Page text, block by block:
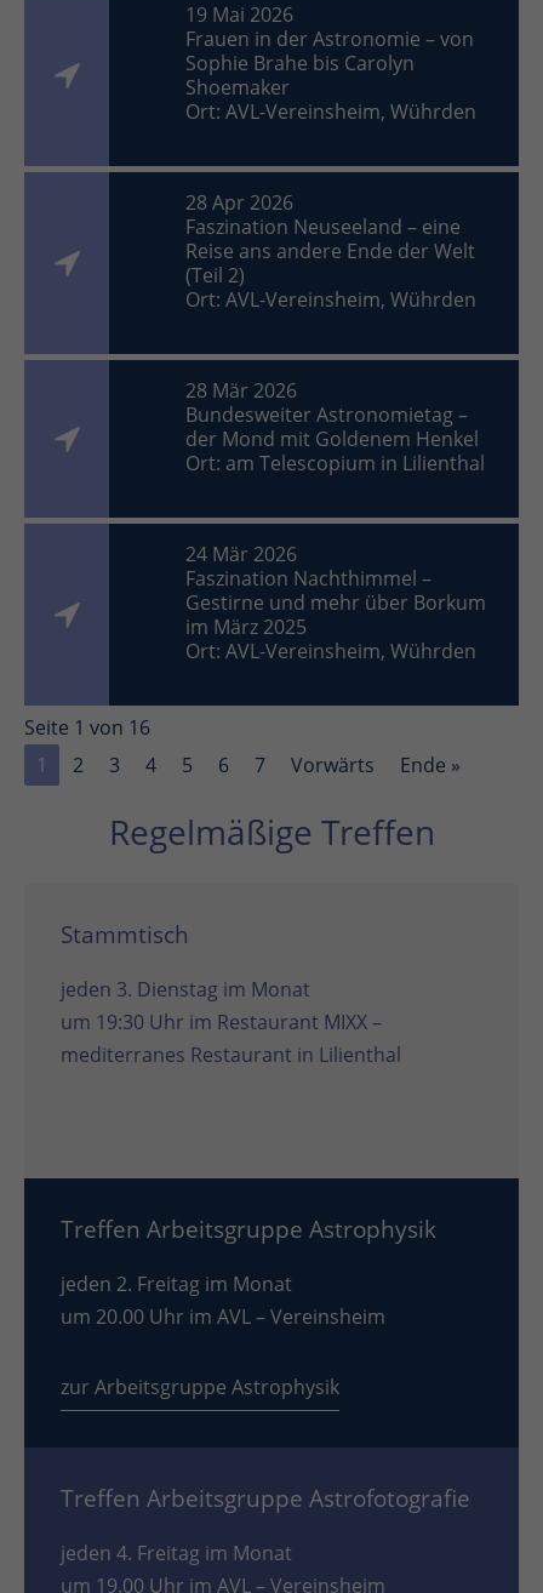
19 Mai 2026
Frauen in der Astronomie – von
Sophie Brahe bis Carolyn
Shoemaker
Ort: AVL-Vereinsheim, Wührden
28 Apr 2026
Faszination Neuseeland – eine
Reise ans andere Ende der Welt
(Teil 2)
Ort: AVL-Vereinsheim, Wührden
28 Mär 2026
Bundesweiter Astronomietag –
der Mond mit Goldenem Henkel
Ort: am Telescopium in Lilienthal
24 Mär 2026
Faszination Nachthimmel –
Gestirne und mehr über Borkum
im März 2025
Ort: AVL-Vereinsheim, Wührden
Seite 1 von 16
1
2 3 4 5 6 7 Vorwärts Ende »
Regelmäßige Treffen
Stammtisch
jeden 3. Dienstag im Monat
um 19:30 Uhr im Restaurant MIXX –
mediterranes Restaurant in Lilienthal
Treffen Arbeitsgruppe Astrophysik
jeden 2. Freitag im Monat
um 20.00 Uhr im AVL – Vereinsheim
zur Arbeitsgruppe Astrophysik
Treffen Arbeitsgruppe Astrofotografie
jeden 4. Freitag im Monat
um 19.00 Uhr im AVL – Vereinsheim